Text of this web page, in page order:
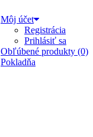
Môj účet
Registrácia
Prihlásiť sa
Obľúbené produkty (0)
Pokladňa